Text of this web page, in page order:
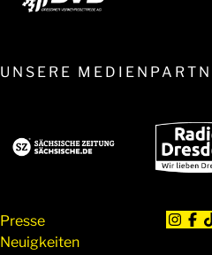
UNSERE
Presse
Neuigkeiten